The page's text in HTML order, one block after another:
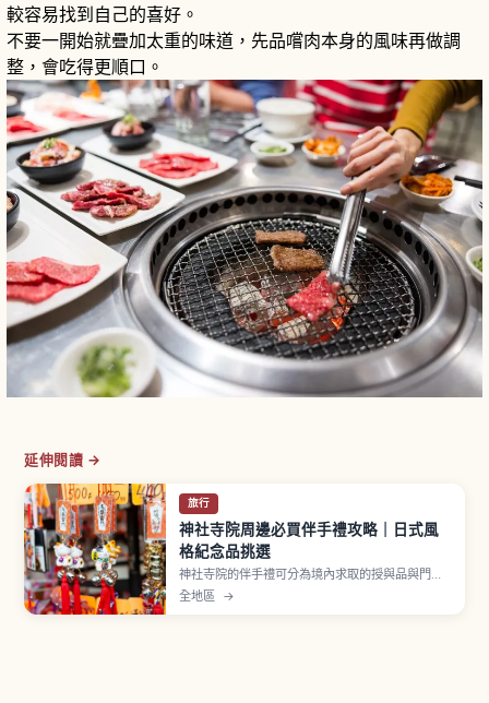
較容易找到自己的喜好。
不要一開始就疊加太重的味道，先品嚐肉本身的風味再做調
整，會吃得更順口。
延伸閱讀 →
旅行
神社寺院周邊必買伴手禮攻略｜日式風
格紀念品挑選
神社寺院的伴手禮可分為境內求取的授與品與門前
町販售的紀念品兩類。御守為宗教意義物品，初穗
料約500至1000日圓，贈送時需顧及對方感受。群
全地區 →